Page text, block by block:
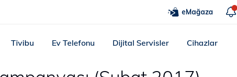
eMağaza
Tivibu Ev Telefonu Dijital Servisler Cihazlar